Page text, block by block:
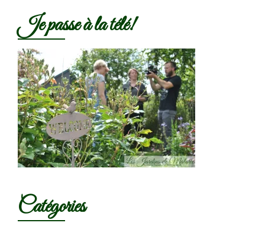
Je passe à la télé!
Catégories